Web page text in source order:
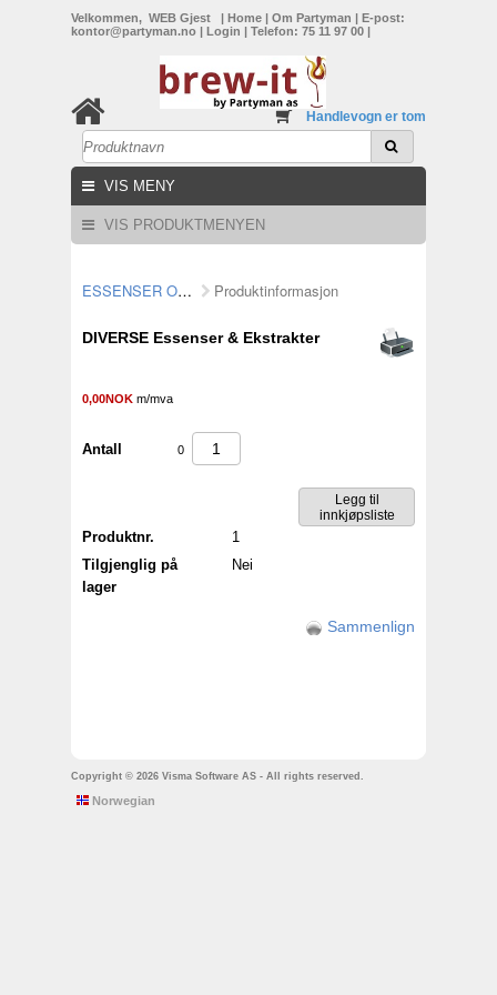
Velkommen, WEB Gjest | Home | Om Partyman | E-post:
kontor@partyman.no | Login | Telefon: 75 11 97 00 |
Handlevogn er tom
VIS MENY
VIS PRODUKTMENYEN
ESSENSER OG EKSTRAKTER Produktinformasjon
DIVERSE Essenser & Ekstrakter
0,00NOK m/mva
Antall 0
Produktnr.
1
Tilgjenglig på
lager
Nei
Sammenlign
Copyright © 2026 Visma Software AS - All rights reserved.
Norwegian